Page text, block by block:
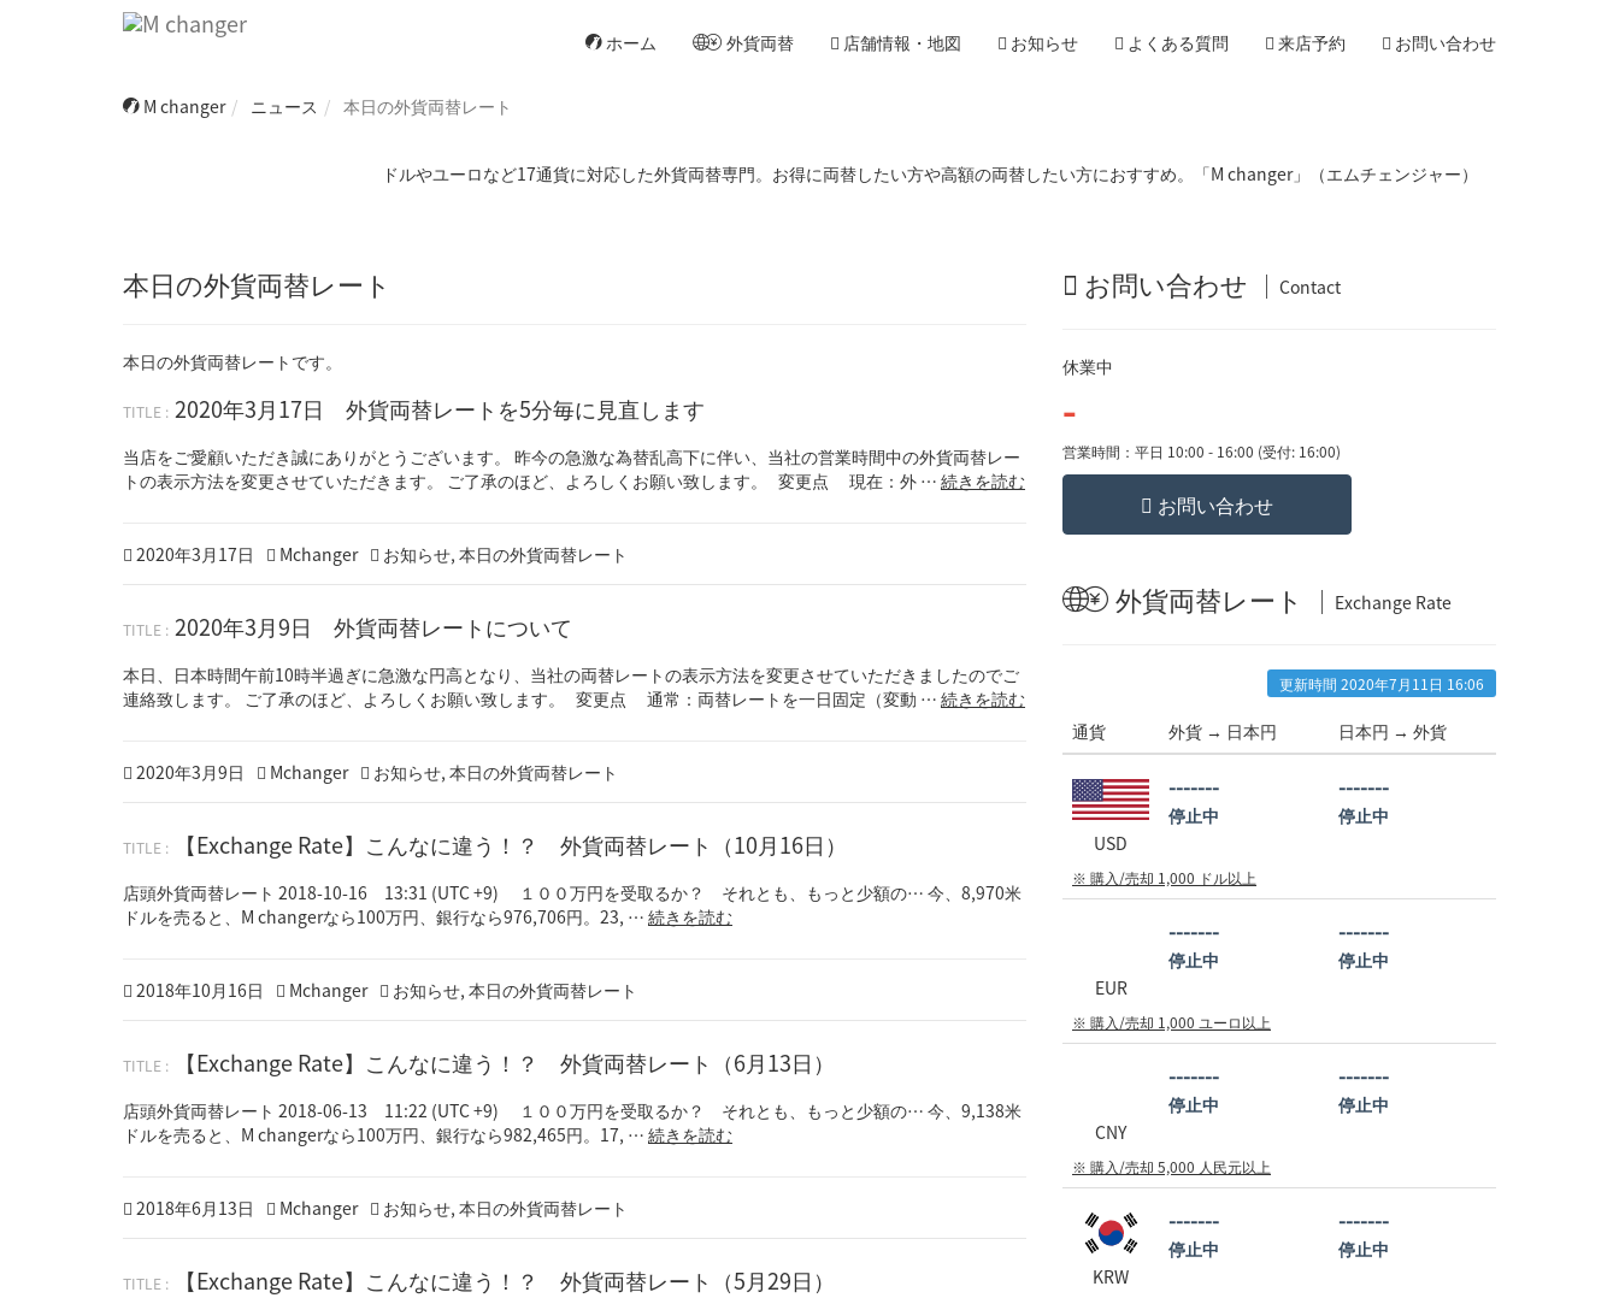
ホーム 外貨両替 店舗情報・地図 お知らせ よくある質問 来店予約 お問い合わせ
M changer ニュース 本日の外貨両替レート
ドルやユーロなど17通貨に対応した外貨両替専門。お得に両替したい方や高額の両替したい方におすすめ。「M changer」（エムチェンジャー）
本日の外貨両替レート
本日の外貨両替レートです。
2020年3月17日 外貨両替レートを5分毎に見直します
当店をご愛顧いただき誠にありがとうございます。 昨今の急激な為替乱高下に伴い、当社の営業時間中の外貨両替レー
トの表示方法を変更させていただきます。 ご了承のほど、よろしくお願い致します。 変更点 現在：外 … 続きを読む
Posted
2020年3月17日
0
3
月
日
Author
Mchanger Categories
お知らせ, 本日の外貨両替レート
2020年3月9日 外貨両替レートについて
本日、日本時間午前10時半過ぎに急激な円高となり、当社の両替レートの表示方法を変更させていただきましたのでご
連絡致します。 ご了承のほど、よろしくお願い致します。 変更点 通常：両替レートを一日固定（変動 … 続きを読む
Posted
2020年3月9日
0
3
月
Author
Mchanger Categories
お知らせ, 本日の外貨両替レート
【Exchange Rate】こんなに違う！？ 外貨両替レート（10月16日）
店頭外貨両替レート 2018-10-16 13:31 (UTC +9) １００万円を受取るか？ それとも、もっと少額の… 今、8,970米
ドルを売ると、M changerなら100万円、銀行なら976,706円。23, … 続きを読む
Posted
2018年10月16日 Author
Mchanger Categories
お知らせ, 本日の外貨両替レート
【Exchange Rate】こんなに違う！？ 外貨両替レート（6月13日）
店頭外貨両替レート 2018-06-13 11:22 (UTC +9) １００万円を受取るか？ それとも、もっと少額の… 今、9,138米
ドルを売ると、M changerなら100万円、銀行なら982,465円。17, … 続きを読む
Posted
2018年6月13日 Author
Mchanger Categories
お知らせ, 本日の外貨両替レート
【Exchange Rate】こんなに違う！？ 外貨両替レート（5月29日）
お問い合わせ Contact
休業中
-
営業時間：平日 10:00 - 16:00 (受付: 16:00)
お問い合わせ
外貨両替レート Exchange Rate
更新時間 2020年7月11日 16:06
通貨 外貨 → 日本円 日本円 → 外貨
USD
-------
停止中
-------
停止中
※ 購入/売却 1,000 ドル以上
EUR
-------
停止中
-------
停止中
※ 購入/売却 1,000 ユーロ以上
CNY
-------
停止中
-------
停止中
※ 購入/売却 5,000 人民元以上
KRW
-------
停止中
-------
停止中